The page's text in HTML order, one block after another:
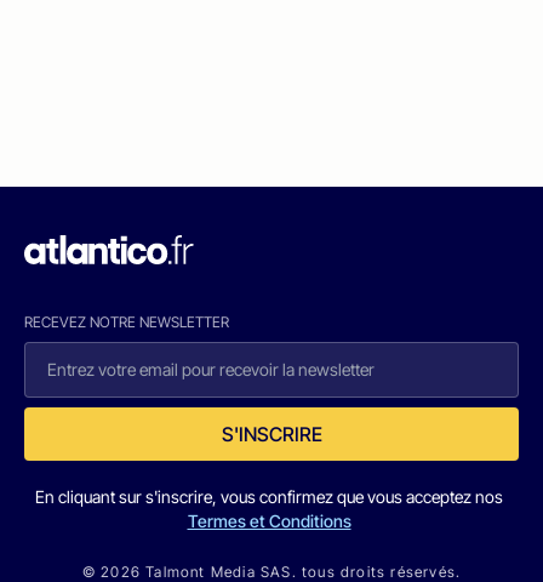
RECEVEZ NOTRE NEWSLETTER
S'INSCRIRE
En cliquant sur s'inscrire, vous confirmez que vous acceptez nos
Termes et Conditions
© 2026 Talmont Media SAS. tous droits réservés.